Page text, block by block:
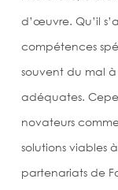
d’œuvre. Qu’il
compétences
souvent du mal
adéquates.
novateurs
solutions viables
partenariats de